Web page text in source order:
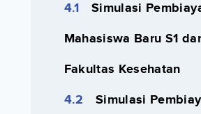
Simulasi
Mahasiswa Baru S1
Fakultas Kesehatan
Simulasi